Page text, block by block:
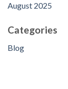
August 2025
Categories
Blog